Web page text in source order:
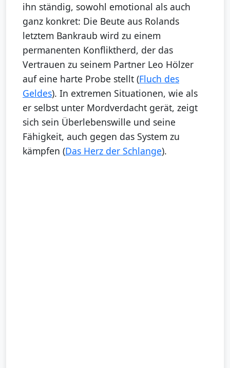
ihn ständig, sowohl emotional als auch
ganz konkret: Die Beute aus Rolands
letztem Bankraub wird zu einem
permanenten Konfliktherd, der das
Vertrauen zu seinem Partner Leo Hölzer
auf eine harte Probe stellt (Fluch des
Geldes). In extremen Situationen, wie als
er selbst unter Mordverdacht gerät, zeigt
sich sein Überlebenswille und seine
Fähigkeit, auch gegen das System zu
kämpfen (Das Herz der Schlange).